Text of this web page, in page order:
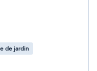
de jardin